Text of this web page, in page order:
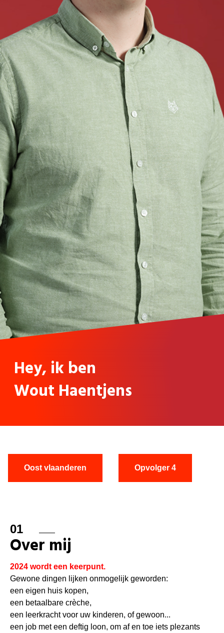
Hey, ik ben
Wout Haentjens
Oost vlaanderen Opvolger 4
01
Over mij
2024 wordt een keerpunt.
Gewone dingen lijken onmogelijk geworden:
een eigen huis kopen,
een betaalbare crèche,
een leerkracht voor uw kinderen, of gewoon...
een job met een deftig loon, om af en toe iets plezants